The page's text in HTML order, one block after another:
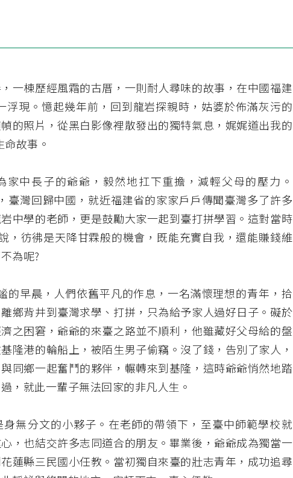
一棟歷經風霜的古厝，一則耐人尋味的故事，在中國福建
浮現。憶起幾年前，回到龍岩探親時，姑婆於佈滿灰污的
的照片，從黑白影像裡散發出的獨特氣息，娓娓道出我的
故事。
家中長子的爺爺，毅然地扛下重擔，減輕父母的壓力。
臺灣回歸中國，就近福建省的家家戶戶傳聞臺灣多了許多
中學的老師，更是鼓勵大家一起到臺打拼學習。這對當時
，彷彿是天降甘霖般的機會，既能充實自我，還能賺錢維
為呢?
的早晨，人們依舊平凡的作息，一名滿懷理想的青年，拾
鄉背井到臺灣求學、打拼，只為給予家人過好日子。礙於
之困窘，爺爺的來臺之路並不順利，他雖藏好父母給的盤
隆港的輪船上，被陌生男子偷竊。沒了錢，告別了家人，
同鄉一起奮鬥的夥伴，輾轉來到基隆，這時爺爺悄然地踏
，就此一輩子無法回家的非凡人生。
無分文的小夥子。在老師的帶領下，至臺中師範學校就
，也結交許多志同道合的朋友。畢業後，爺爺成為獨當一
蓮縣三民國小任教。當初獨自來臺的壯志青年，成功追尋